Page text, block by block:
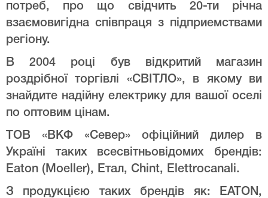
потреб, про що свідчить 20-ти річна
взаємовигідна співпраця з підприемствами
регіону.
В 2004 році був відкритий магазин
роздрібної торгівлі «СВІТЛО», в якому ви
знайдите надійну електрику для вашої оселі
по оптовим цінам.
ТОВ «ВКФ «Север» офіційний дилер в
Україні таких всесвітньовідомих брендів:
Eaton (Moeller), Етал, Chint, Elettrocanali.
З продукцією таких брендів як: EATON,